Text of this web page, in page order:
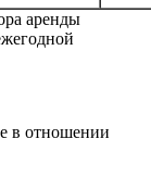
аренды
в отношении